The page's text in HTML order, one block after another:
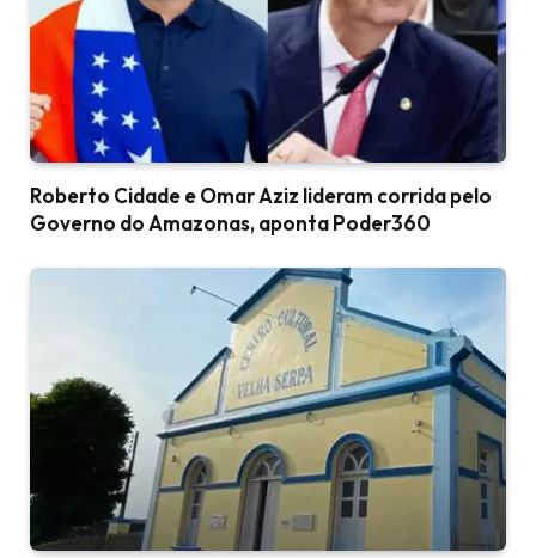
Roberto Cidade e Omar Aziz lideram corrida pelo
Governo do Amazonas, aponta Poder360